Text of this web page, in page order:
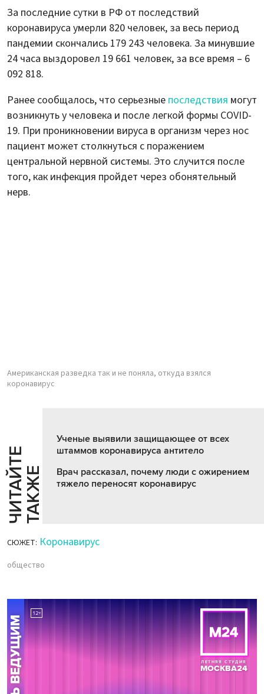
За последние сутки в РФ от последствий
коронавируса умерли 820 человек, за весь период
пандемии скончались 179 243 человека. За минувшие
24 часа выздоровел 19 661 человек, за все время – 6
092 818.
Ранее сообщалось, что серьезные последствия могут
возникнуть у человека и после легкой формы COVID-
19. При проникновении вируса в организм через нос
пациент может столкнуться с поражением
центральной нервной системы. Это случится после
того, как инфекция пройдет через обонятельный
нерв.
Американская разведка так и не поняла, откуда взялся
коронавирус
Ч
И
Т
АЙ
Т
Е
Т
А
К
ЖЕ
Ученые выявили защищающее от всех
штаммов коронавируса антитело
Врач рассказал, почему люди с ожирением
тяжело переносят коронавирус
СЮЖЕТ: Коронавирус
общество